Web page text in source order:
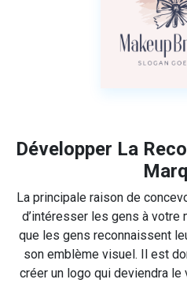
Développer La
La principale raison de
d’intéresser les gens à votre
que les gens reconnaissent
son emblème visuel. Il est
créer un logo qui deviendra